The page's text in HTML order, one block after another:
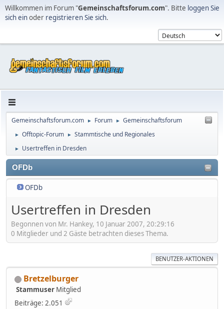
Willkommen im Forum "Gemeinschaftsforum.com". Bitte loggen Sie
sich einoder registrieren Sie sich.
Gemeinschaftsforum.com ► Forum ► Gemeinschaftsforum
► Offtopic-Forum ► Stammtische und Regionales
► Usertreffen in Dresden
OFDb
OFDb
Usertreffen in Dresden
Begonnen von Mr. Hankey, 10 Januar 2007, 20:29:16
0 Mitglieder und 2 Gäste betrachten dieses Thema.
BENUTZER-AKTIONEN
Bretzelburger
Stammuser Mitglied
Beiträge: 2.051